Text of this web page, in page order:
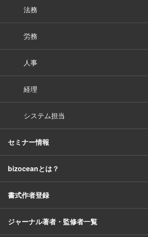
法務
労務
人事
経理
システム担当
セミナー情報
bizoceanとは？
書式作者登録
ジャーナル著者・監修者一覧